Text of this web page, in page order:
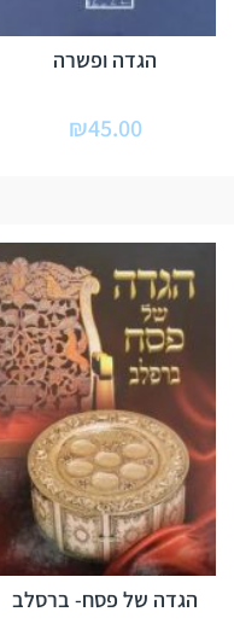
הגדה ופשרה
₪45.00
הגדה של פסח- ברסלב